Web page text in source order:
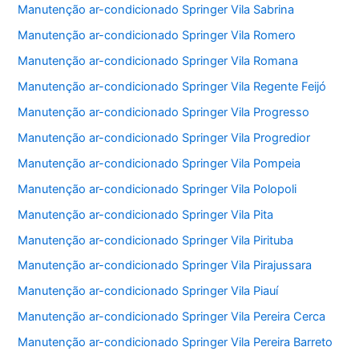
Manutenção ar-condicionado Springer Vila Sabrina
Manutenção ar-condicionado Springer Vila Romero
Manutenção ar-condicionado Springer Vila Romana
Manutenção ar-condicionado Springer Vila Regente Feijó
Manutenção ar-condicionado Springer Vila Progresso
Manutenção ar-condicionado Springer Vila Progredior
Manutenção ar-condicionado Springer Vila Pompeia
Manutenção ar-condicionado Springer Vila Polopoli
Manutenção ar-condicionado Springer Vila Pita
Manutenção ar-condicionado Springer Vila Pirituba
Manutenção ar-condicionado Springer Vila Pirajussara
Manutenção ar-condicionado Springer Vila Piauí
Manutenção ar-condicionado Springer Vila Pereira Cerca
Manutenção ar-condicionado Springer Vila Pereira Barreto